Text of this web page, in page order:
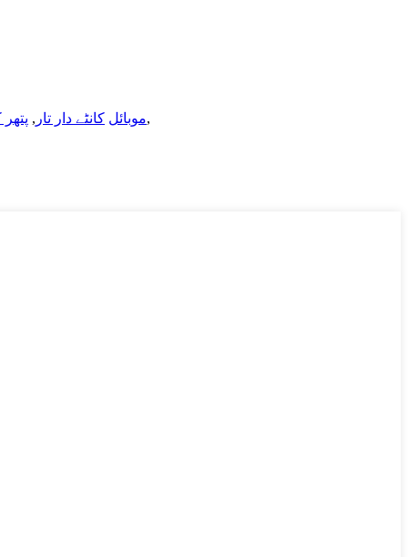
AMP موبائل کانٹے دار تار , پتھر
,